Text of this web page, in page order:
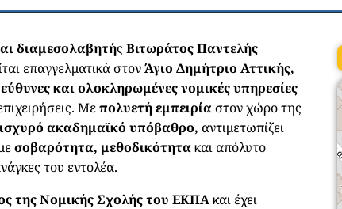
διαμεσολαβητήςΒιτωράτος Παντελής
επαγγελματικά στονΆγιο Δημήτριο Αττικής,
και ολοκληρωμένες νομικές υπηρεσίες
Μεπολυετή εμπειρίαστον χώρο της
ισχυρό ακαδημαϊκό υπόβαθρο, αντιμετωπίζει
σοβαρότητα, μεθοδικότητακαι απόλυτο
του εντολέα.
της Νομικής Σχολής του ΕΚΠΑκαι έχει